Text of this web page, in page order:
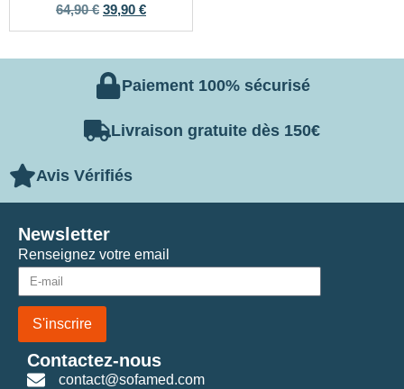
64,90€ 39,90 €
Paiement 100% sécurisé
Livraison gratuite dès 150€
Avis Vérifiés
Renseignez votre email
S'inscrire
Newsletter
Contactez-nous
contact@sofamed.com